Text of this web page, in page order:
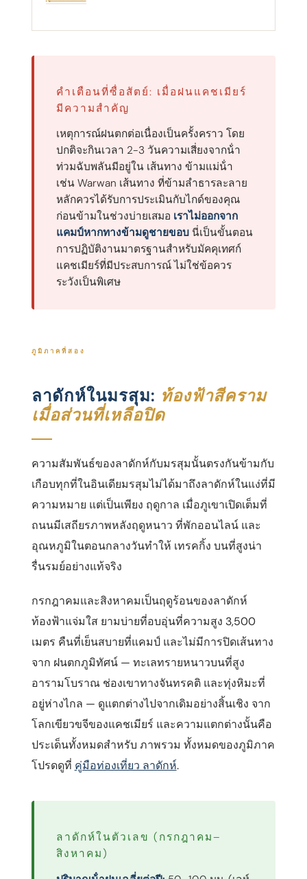
คําเตือนที่ซื่อสัตย์: เมื่อฝนแคชเมียร์
มีความสําคัญ
เหตุการณ์ฝนตกต่อเนื่องเป็นครั้งคราว โดย
ปกติจะกินเวลา 2-3 วันความเสี่ยงจากน้ํา
ท่วมฉับพลันมีอยู่ใน เส้นทาง ข้ามแม่น้ํา
เช่น Warwan เส้นทาง ที่ข้ามลําธารละลาย
หลักควรได้รับการประเมินกับไกด์ของคุณ
ก่อนข้ามในช่วงบ่ายเสมอ เราไม่ออกจาก
แคมป์หากทางข้ามดูชายขอบนี่เป็นขั้นตอน
การปฏิบัติงานมาตรฐานสําหรับมัคคุเทศก์
แคชเมียร์ที่มีประสบการณ์ ไม่ใช่ข้อควร
ระวังเป็นพิเศษ
ภูมิภาคที่สอง
ลาดักห์ในมรสุม: ท้องฟ้าสีคราม
เมื่อส่วนที่เหลือปิด
ความสัมพันธ์ของลาดักห์กับมรสุมนั้นตรงกันข้ามกับ
เกือบทุกที่ในอินเดียมรสุมไม่ได้มาถึงลาดักห์ในแง่ที่มี
ความหมาย แต่เป็นเพียง ฤดูกาล เมื่อภูเขาเปิดเต็มที่
ถนนมีเสถียรภาพหลังฤดูหนาว ที่พักออนไลน์ และ
อุณหภูมิในตอนกลางวันทําให้ เทรคกิ้ง บนที่สูงน่า
รื่นรมย์อย่างแท้จริง
กรกฎาคมและสิงหาคมเป็นฤดูร้อนของลาดักห์
ท้องฟ้าแจ่มใส ยามบ่ายที่อบอุ่นที่ความสูง 3,500
เมตร คืนที่เย็นสบายที่แคมป์ และไม่มีการปิดเส้นทาง
จาก ฝนตกภูมิทัศน์ — ทะเลทรายหนาวบนที่สูง
อารามโบราณ ช่องเขาทางจันทรคติ และทุ่งหิมะที่
อยู่ห่างไกล — ดูแตกต่างไปจากเดิมอย่างสิ้นเชิง จาก
โลกเขียวขจีของแคชเมียร์ และความแตกต่างนั้นคือ
ประเด็นทั้งหมดสําหรับ ภาพรวม ทั้งหมดของภูมิภาค
โปรดดูที่ คู่มือท่องเที่ยว ลาดักห์.
ลาดักห์ในตัวเลข (กรกฎาคม–
สิงหาคม)